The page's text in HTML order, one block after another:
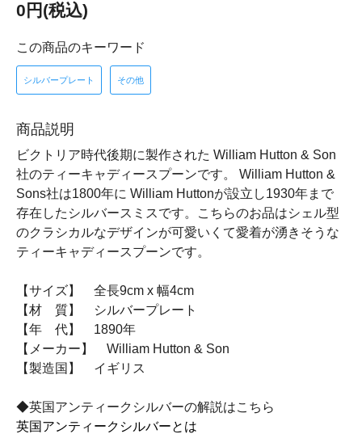
0円(税込)
この商品のキーワード
シルバープレート その他
商品説明
ビクトリア時代後期に製作された William Hutton & Son
社のティーキャディースプーンです。 William Hutton &
Sons社は1800年に William Huttonが設立し1930年まで
存在したシルバースミスです。こちらのお品はシェル型
のクラシカルなデザインが可愛いくて愛着が湧きそうな
ティーキャディースプーンです。
【サイズ】 全長9cm x 幅4cm
【材 質】 シルバープレート
【年 代】 1890年
【メーカー】 William Hutton & Son
【製造国】 イギリス
◆英国アンティークシルバーの解説はこちら
英国アンティークシルバーとは